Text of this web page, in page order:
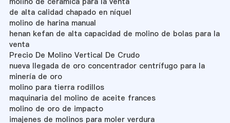
de alta calidad chapado en níquel
molino de harina manual
henan kefan de alta capacidad de molino de bolas para la
venta
Precio De Molino Vertical De Crudo
nueva llegada de oro concentrador centrífugo para la
minería de oro
molino para tierra rodillos
maquinaria del molino de aceite frances
molino de oro de impacto
imajenes de molinos para moler verdura